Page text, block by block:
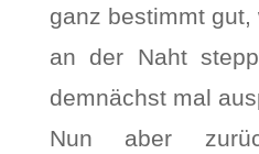
ganz bestimmt
an der Naht
demnächst mal
Nun aber